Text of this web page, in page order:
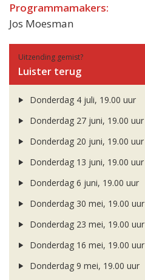
Programmamakers:
Jos Moesman
Uitzending gemist?
Luister terug
Donderdag 4 juli, 19.00 uur
Donderdag 27 juni, 19.00 uur
Donderdag 20 juni, 19.00 uur
Donderdag 13 juni, 19.00 uur
Donderdag 6 juni, 19.00 uur
Donderdag 30 mei, 19.00 uur
Donderdag 23 mei, 19.00 uur
Donderdag 16 mei, 19.00 uur
Donderdag 9 mei, 19.00 uur